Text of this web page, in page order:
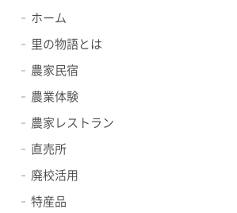
ホーム
里の物語とは
農家民宿
農業体験
農家レストラン
直売所
廃校活用
特産品